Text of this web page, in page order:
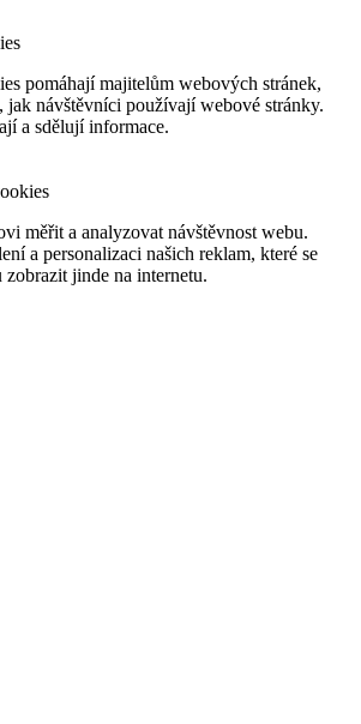
pomáhají majitelům webových stránek,
jak návštěvníci používají webové stránky.
a sdělují informace.
měřit a analyzovat návštěvnost webu.
a personalizaci našich reklam, které se
zobrazit jinde na internetu.